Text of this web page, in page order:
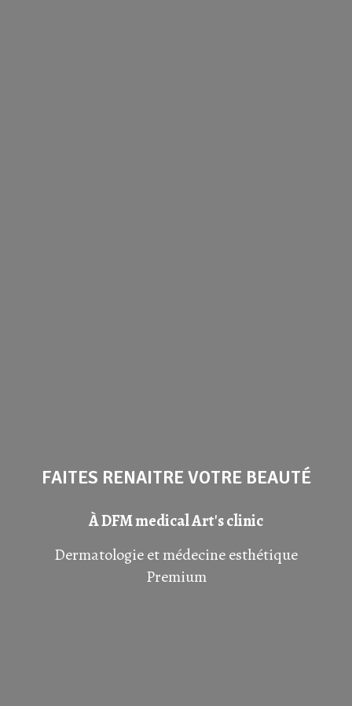
FAITES RENAITRE VOTRE BEAUTÉ
À DFM medical Art's clinic
Dermatologie et médecine esthétique
Premium